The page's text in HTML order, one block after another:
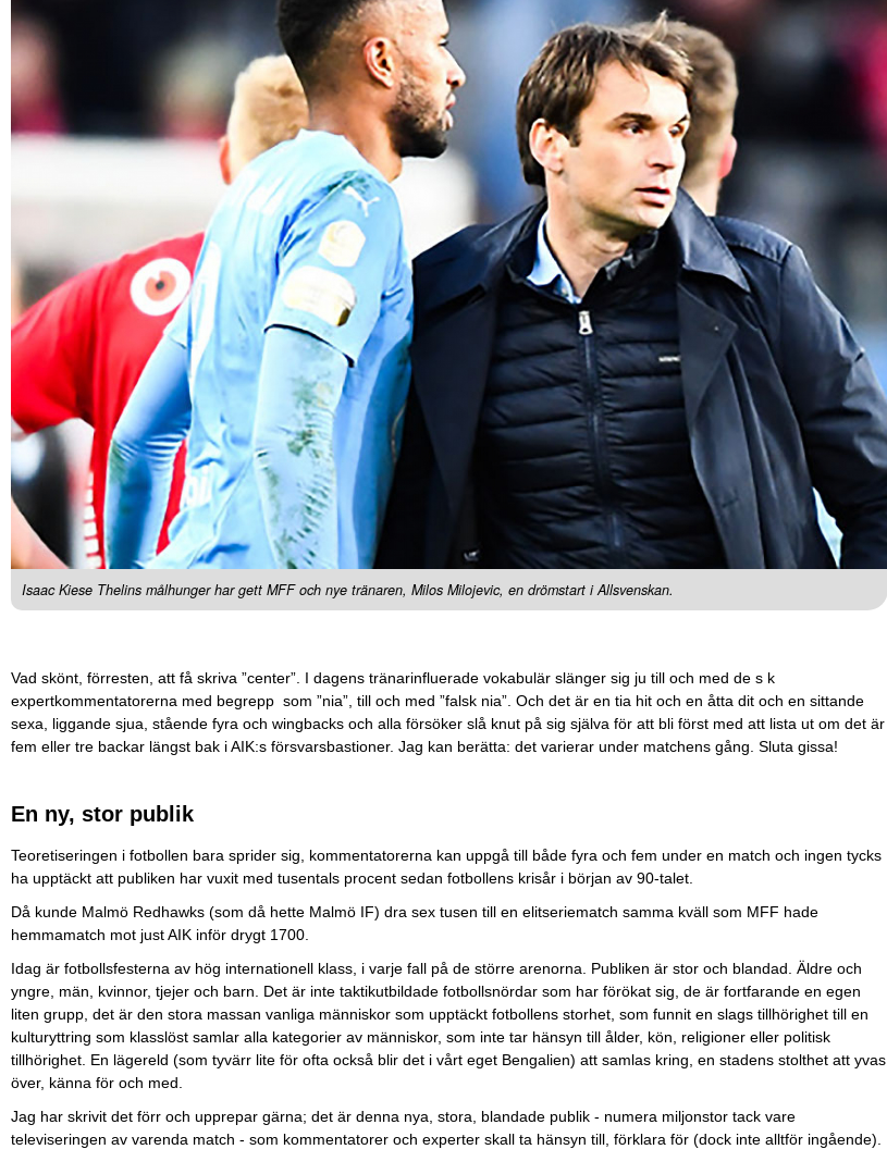
Isaac Kiese Thelins målhunger har gett MFF och nye tränaren, Milos Milojevic, en drömstart i Allsvenskan.
Vad skönt, förresten, att få skriva ”center”. I dagens tränarinfluerade vokabulär slänger sig ju till och med de s k
expertkommentatorerna med begrepp som ”nia”, till och med ”falsk nia”. Och det är en tia hit och en åtta dit och en sittande
sexa, liggande sjua, stående fyra och wingbacks och alla försöker slå knut på sig själva för att bli först med att lista ut om det är
fem eller tre backar längst bak i AIK:s försvarsbastioner. Jag kan berätta: det varierar under matchens gång. Sluta gissa!
En ny, stor publik
Teoretiseringen i fotbollen bara sprider sig, kommentatorerna kan uppgå till både fyra och fem under en match och ingen tycks
ha upptäckt att publiken har vuxit med tusentals procent sedan fotbollens krisår i början av 90-talet.
Då kunde Malmö Redhawks (som då hette Malmö IF) dra sex tusen till en elitseriematch samma kväll som MFF hade
hemmamatch mot just AIK inför drygt 1700.
Idag är fotbollsfesterna av hög internationell klass, i varje fall på de större arenorna. Publiken är stor och blandad. Äldre och
yngre, män, kvinnor, tjejer och barn. Det är inte taktikutbildade fotbollsnördar som har förökat sig, de är fortfarande en egen
liten grupp, det är den stora massan vanliga människor som upptäckt fotbollens storhet, som funnit en slags tillhörighet till en
kulturyttring som klasslöst samlar alla kategorier av människor, som inte tar hänsyn till ålder, kön, religioner eller politisk
tillhörighet. En lägereld (som tyvärr lite för ofta också blir det i vårt eget Bengalien) att samlas kring, en stadens stolthet att yvas
över, känna för och med.
Jag har skrivit det förr och upprepar gärna; det är denna nya, stora, blandade publik - numera miljonstor tack vare
televiseringen av varenda match - som kommentatorer och experter skall ta hänsyn till, förklara för (dock inte alltför ingående).